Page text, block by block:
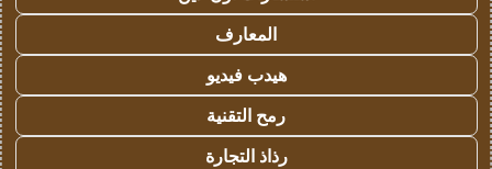
المعارف
هيدب فيديو
رمح التقنية
رذاذ التجارة